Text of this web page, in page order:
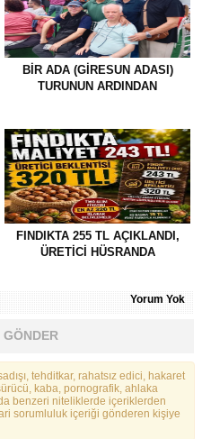
BİR ADA (GİRESUN ADASI)
TURUNUN ARDINDAN
FINDIKTA 255 TL AÇIKLANDI,
ÜRETİCİ HÜSRANDA
Yorum Yok
tehditkar, rahatsız edici, hakaret
kaba, pornografik, ahlaka
benzeri niteliklerde içeriklerden
sorumluluk içeriği gönderen kişiye